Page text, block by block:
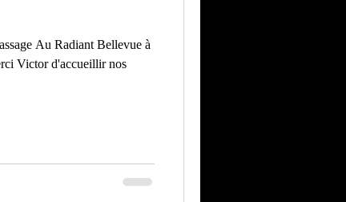
Au Radiant Bellevue à
Victor d'accueillir nos